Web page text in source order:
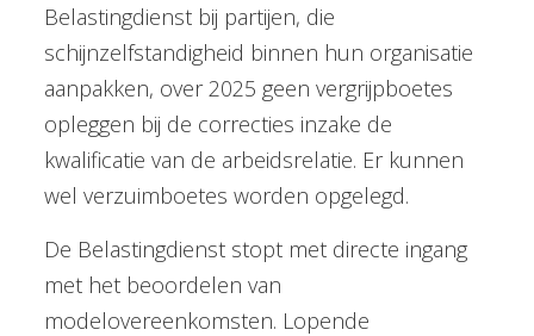
Belastingdienst bij partijen, die
schijnzelfstandigheid binnen hun organisatie
aanpakken, over 2025 geen vergrijpboetes
opleggen bij de correcties inzake de
kwalificatie van de arbeidsrelatie. Er kunnen
wel verzuimboetes worden opgelegd.
De Belastingdienst stopt met directe ingang
met het beoordelen van
modelovereenkomsten. Lopende